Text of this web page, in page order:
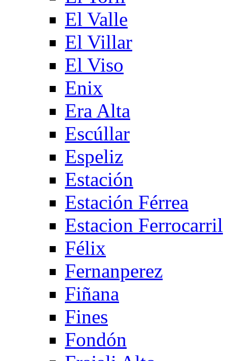
El Valle
El Villar
El Viso
Enix
Era Alta
Escúllar
Espeliz
Estación
Estación Férrea
Estacion Ferrocarril
Félix
Fernanperez
Fiñana
Fines
Fondón